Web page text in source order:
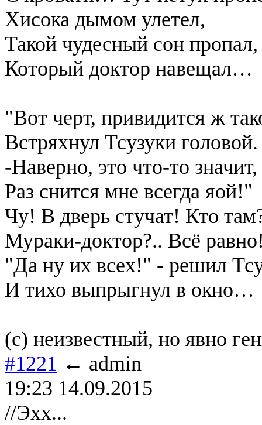
Хисока дымом улетел,
Такой чудесный сон пропал,
Который доктор навещал…
"Вот черт, привидится ж
Встряхнул Тсузуки головой.
-Наверно, это что-то значит,
Раз снится мне всегда яой!"
Чу! В дверь стучат! Кто
Мураки-доктор?.. Всё
"Да ну их всех!" - решил
И тихо выпрыгнул в окно…
(с) неизвестный, но явно
#1221 ← admin
19:23 14.09.2015
//Эхх...